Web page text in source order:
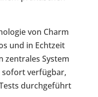
von Charm
und in Echtzeit
zentrales System
sofort verfügbar,
durchgeführt